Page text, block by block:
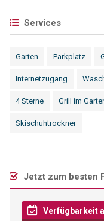
Services
Garten Parkplatz
Internetzugang
4 Sterne Grill im
Skischuhtrockner
Jetzt zum besten
Verfügbarkeit